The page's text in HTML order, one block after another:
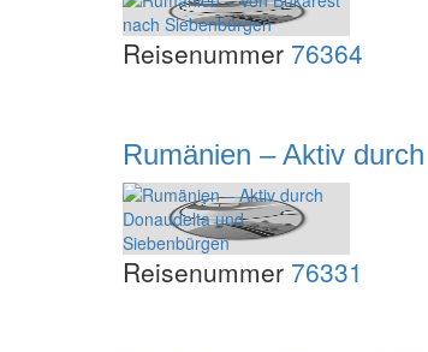
Reisenummer 76364
Rumänien – Aktiv
Reisenummer 76331